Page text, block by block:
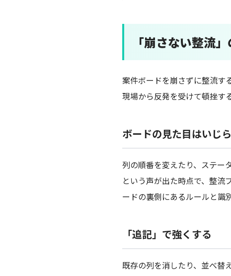
「崩さない整流
案件ボードを崩さずに整流す
現場から反発を受けて頓挫す
ボードの見た目はいじ
列の順番を変えたり、ステー
という声が出た時点で、整流
ードの裏側にあるルールと識
「追記」で強くする
既存の列を消したり、並べ替